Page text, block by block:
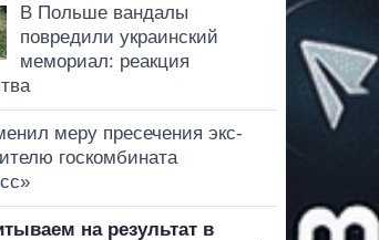
В Польше вандалы
повредили украинский
мемориал: реакция
меру пресечения экс-
госкомбината
на результат в